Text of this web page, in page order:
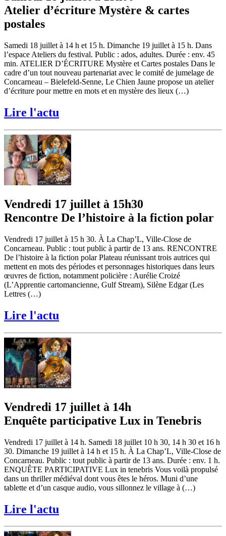
Atelier d’écriture Mystère & cartes
postales
Samedi 18 juillet à 14 h et 15 h. Dimanche 19 juillet à 15 h. Dans
l’espace Ateliers du festival. Public : ados, adultes. Durée : env. 45
min. ATELIER D’ÉCRITURE Mystère et Cartes postales Dans le
cadre d’un tout nouveau partenariat avec le comité de jumelage de
Concarneau – Bielefeld-Senne, Le Chien Jaune propose un atelier
d’écriture pour mettre en mots et en mystère des lieux (…)
Lire l'actu
Vendredi 17 juillet à 15h30
Rencontre De l’histoire à la fiction polar
Vendredi 17 juillet à 15 h 30. À La Chap’L, Ville-Close de
Concarneau. Public : tout public à partir de 13 ans. RENCONTRE
De l’histoire à la fiction polar Plateau réunissant trois autrices qui
mettent en mots des périodes et personnages historiques dans leurs
œuvres de fiction, notamment policière : Aurélie Croizé
(L’Apprentie cartomancienne, Gulf Stream), Silène Edgar (Les
Lettres (…)
Lire l'actu
Vendredi 17 juillet à 14h
Enquête participative Lux in Tenebris
Vendredi 17 juillet à 14 h. Samedi 18 juillet 10 h 30, 14 h 30 et 16 h
30. Dimanche 19 juillet à 14 h et 15 h. À La Chap’L, Ville-Close de
Concarneau. Public : tout public à partir de 13 ans. Durée : env. 1 h.
ENQUÊTE PARTICIPATIVE Lux in tenebris Vous voilà propulsé
dans un thriller médiéval dont vous êtes le héros. Muni d’une
tablette et d’un casque audio, vous sillonnez le village à (…)
Lire l'actu